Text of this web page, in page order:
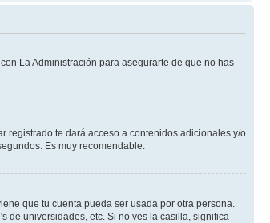
La Administración para asegurarte de que no has
registrado te dará acceso a contenidos adicionales y/o
Es muy recomendable.
que tu cuenta pueda ser usada por otra persona.
de universidades, etc. Si no ves la casilla, significa